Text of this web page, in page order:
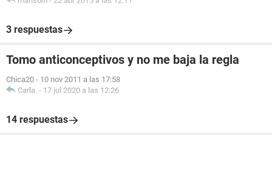
3 respuestas
Tomo anticonceptivos y no me baja la regla
Chica20 - 10 nov 2011 a las 17:58
Carla. - 17 jul 2020 a las 12:26
14 respuestas